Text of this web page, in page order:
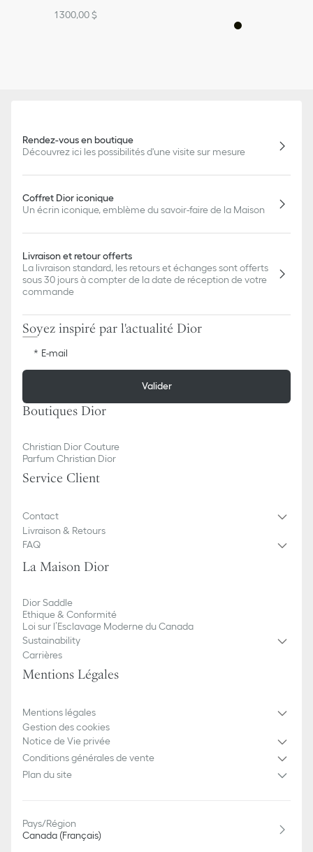
1 300,00 $
Rendez-vous en boutique
Découvrez ici les possibilités d'une visite sur mesure
Coffret Dior iconique
Un écrin iconique, emblème du savoir-faire de la Maison
Livraison et retour offerts
La livraison standard, les retours et échanges sont offerts
sous 30 jours à compter de la date de réception de votre
commande
Soyez inspiré par l'actualité Dior
E-mail
Valider
Boutiques Dior
Christian Dior Couture
Parfum Christian Dior
Service Client
Contact
Livraison & Retours
FAQ
La Maison Dior
Dior Saddle
Ethique & Conformité
Loi sur l’Esclavage Moderne du Canada
Sustainability
Carrières
Mentions Légales
Mentions légales
Gestion des cookies
Notice de Vie privée
Conditions générales de vente
Plan du site
Pays/Région
Canada (Français)